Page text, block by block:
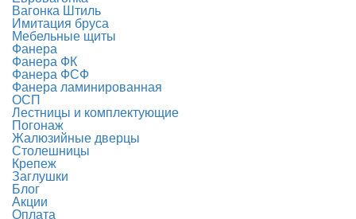
Вагонка Штиль
Имитация бруса
Мебельные щиты
Фанера
Фанера ФК
Фанера ФСФ
Фанера ламинированная
ОСП
Лестницы и комплектующие
Погонаж
Жалюзийные дверцы
Столешницы
Крепеж
Заглушки
Блог
Акции
Оплата